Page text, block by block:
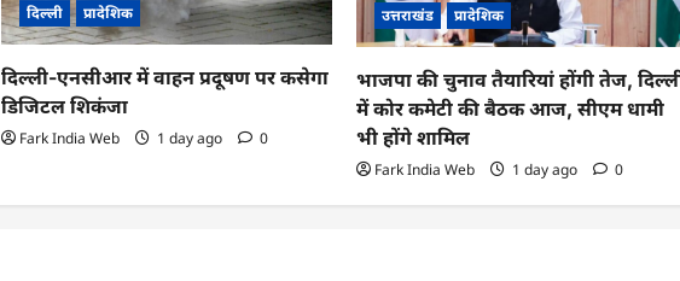
दिल्ली प्रादेशिक
दिल्ली-एनसीआर में वाहन प्रदूषण पर कसेगा
डिजिटल शिकंजा
Fark India Web 1 day ago 0
उत्तराखंड प्रादेशिक
भाजपा की चुनाव तैयारियां होंगी तेज,
में कोर कमेटी की बैठक आज, सीएम धामी
भी होंगे शामिल
Fark India Web 1 day ago 0